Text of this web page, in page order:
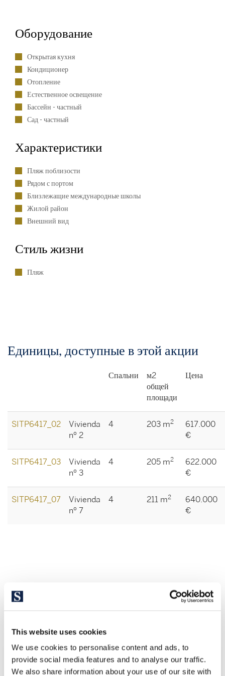
This website uses cookies
We use cookies to personalise content and ads, to
provide social media features and to analyse our traffic.
We also share information about your use of our site with
Оборудование
Открытая кухня
Кондиционер
Отопление
Естественное освещение
Бассейн - частный
Сад - частный
Характеристики
Пляж поблизости
Рядом с портом
Близлежащие международные школы
Жилой район
Внешний вид
Стиль жизни
Пляж
Единицы, доступные в этой акции
Спальни
м2
общей
площади
Цена
SITP6417_02
Vivienda
nº 2
4 203 m2
617.000
€
SITP6417_03
Vivienda
nº 3
4 205 m2
622.000
€
SITP6417_07
Vivienda
nº 7
4 211 m2
640.000
€
Просмотреть другие похожие
объекты недвижимости